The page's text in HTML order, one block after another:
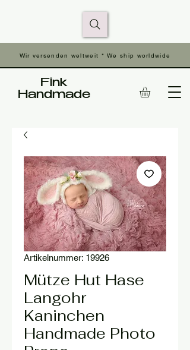
Wir versenden weltweit * We ship worldwide
Fink
Handmade
Artikelnummer: 19926
Mütze Hut Hase
Langohr
Kaninchen
Handmade Photo